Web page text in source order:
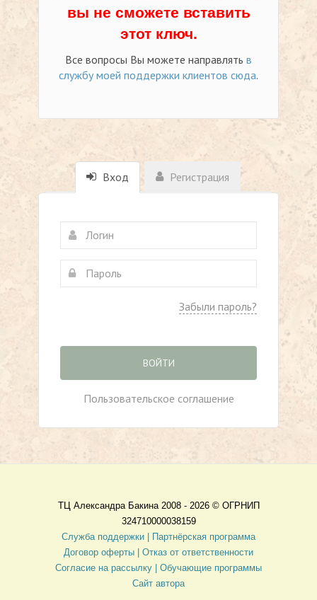
вы не сможете вставить
этот ключ.
Все вопросы Вы можете направлять в
службу моей поддержки клиентов сюда.
Вход Регистрация
Забыли пароль?
ВОЙТИ
Пользовательское соглашение
ТЦ Александра Бакина 2008 - 2026 © ОГРНИП
324710000038159
Служба поддержки |
Партнёрская программа
Договор оферты
| Отказ от ответственности
Согласие на рассылку | Обучающие программы
Сайт автора